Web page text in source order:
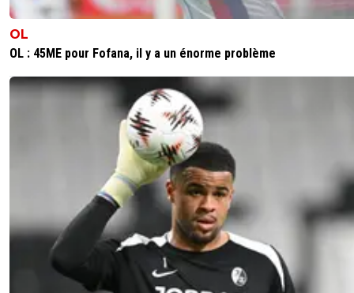
Bha moi ça me dérange pasje vous préfere aux
Répondre
pistachinho 22 novembre 2013 à 18:14
2 fois tu veux dire une fois au parc et une fois à
contre la même équipe?
Répondre
pablorestobar 22 novembre 2013 à 18:19
ah ah ah!!!je me ris dessus!!
0+ Répondre
22 novembre 2013 à 18:18
OL
OL : 45ME pour Fofana, il y a un énorme problème